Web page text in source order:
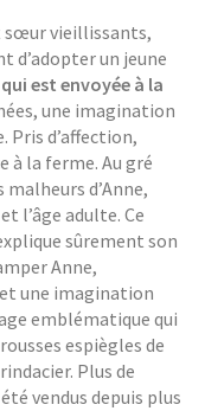
sœur vieillissants,
d’adopter un jeune
est envoyée à la
une imagination
Pris d’affection,
à la ferme. Au gré
d’Anne,
l’âge adulte. Ce
sûrement son
Anne,
une imagination
emblématique qui
espiègles de
Plus de
vendus depuis plus